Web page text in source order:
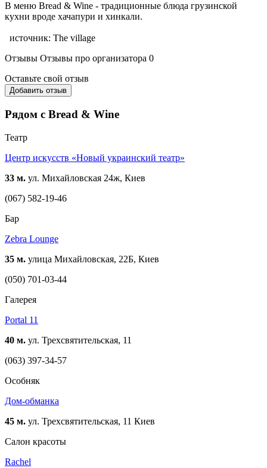
В меню Bread & Wine - традиционные блюда грузинской
кухни вроде хачапури и хинкали.
источник: The village
Отзывы Отзывы про организатора 0
Оставьте свой отзыв
Добавить отзыв
Рядом с Bread & Wine
Театр
Центр искусств «Новый украинский театр»
33 м. ул. Михайловская 24ж, Киев
(067) 582-19-46
Бар
Zebra Lounge
35 м. улица Михайловская, 22Б, Киев
(050) 701-03-44
Галерея
Portal 11
40 м. ул. Трехсвятительская, 11
(063) 397-34-57
Особняк
Дом-обманка
45 м. ул. Трехсвятительская, 11 Киев
Cалон красоты
Rachel